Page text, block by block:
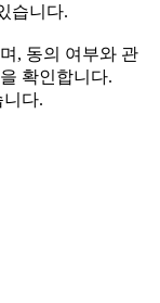
습니다.
, 동의 여부와 관
확인합니다.
다.